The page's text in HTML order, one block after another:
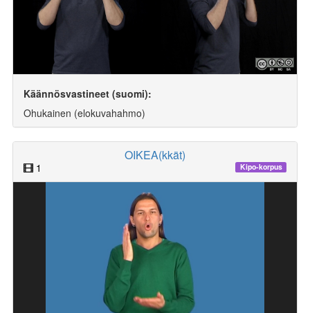
Käännösvastineet (suomi):
Ohukainen (elokuvahahmo)
OIKEA(kkät)
1 Kipo-korpus